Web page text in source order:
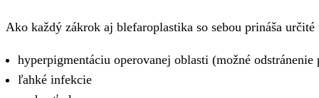
Ako každý zákrok aj blefaroplastika so sebou prináša
hyperpigmentáciu operovanej oblasti (možné
ľahké infekcie